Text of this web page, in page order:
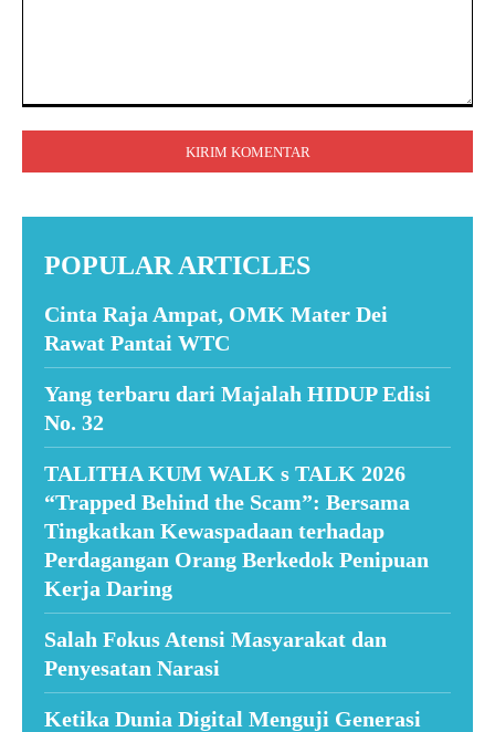
POPULAR ARTICLES
Cinta Raja Ampat, OMK Mater Dei
Rawat Pantai WTC
Yang terbaru dari Majalah HIDUP Edisi
No. 32
TALITHA KUM WALK s TALK 2026
“Trapped Behind the Scam”: Bersama
Tingkatkan Kewaspadaan terhadap
Perdagangan Orang Berkedok Penipuan
Kerja Daring
Salah Fokus Atensi Masyarakat dan
Penyesatan Narasi
Ketika Dunia Digital Menguji Generasi